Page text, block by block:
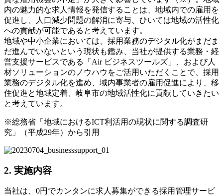
内の魅力的な求人情報を発信することは、地域内での雇用を
促進し、人口減少問題の解消に寄与、ひいては地域の活性化
への貢献が可能であると考えています。
地域や中小企業においては、採用業務のデジタル化がまだま
だ進んでいないという現状も鑑み、当社が提供する業務・経
営支援サービスである「Air ビジネスツールズ」、および人
材ソリューションのノウハウをご活用いただくことで、採用
業務のデジタル化を進め、域内事業者の雇用促進により、移
住促進と地域定着、岐阜市の地域活性化に貢献していきたい
と考えています。
※総務省「地域におけるICT利活用の現状に関する調査研
究」（平成29年）から引用
2. 実施内容
当社は、0円でカンタンに求人募集ができる採用管理サービ